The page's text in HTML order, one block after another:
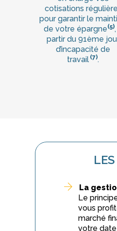
cotisations
pour garantir le
de votre épargne(5)
partir du 91ème
d’incapacité de
travail (7).
La
Le
vous
marché
votre